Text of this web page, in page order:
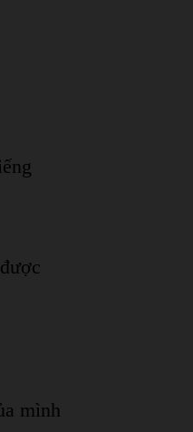
mình